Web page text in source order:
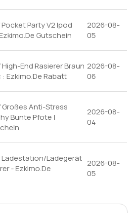
Party V2 Ipod
Gutschein
2026-08-
05
End Rasierer Braun
Ezkimo.De Rabatt
2026-08-
06
Anti-Stress
Bunte Pfote |
2026-08-
04
Ladestation/Ladegerät
- Ezkimo.De
2026-08-
05